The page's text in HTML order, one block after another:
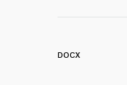
DOCX